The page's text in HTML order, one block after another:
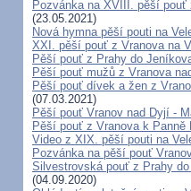
Pozvánka na XVIII. pěší
(23.05.2021)
Nová hymna pěší pouti na
XXI. pěší pouť z Vranova na
Pěší pouť z Prahy do
Pěší pouť mužů z Vranova
Pěší pouť dívek a žen z
(07.03.2021)
Pěší pouť Vranov nad Dyjí -
Pěší pouť z Vranova k Panně
Video z XIX. pěší pouti na
Pozvánka na pěší pouť
Silvestrovská pouť z Prahy
(04.09.2020)